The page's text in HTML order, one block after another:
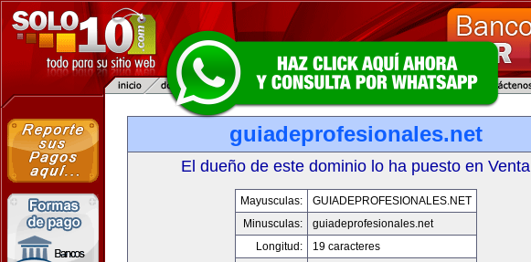
guiadeprofesionales.net
El dueño de este dominio lo ha puesto en Venta
Mayusculas:
GUIADEPROFESIONALES.NET
Minusculas:
guiadeprofesionales.net
Longitud:
19 caracteres